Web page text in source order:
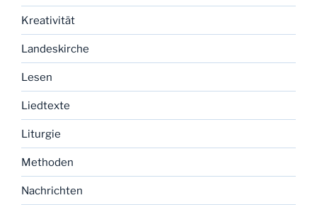
Kreativität
Landeskirche
Lesen
Liedtexte
Liturgie
Methoden
Nachrichten